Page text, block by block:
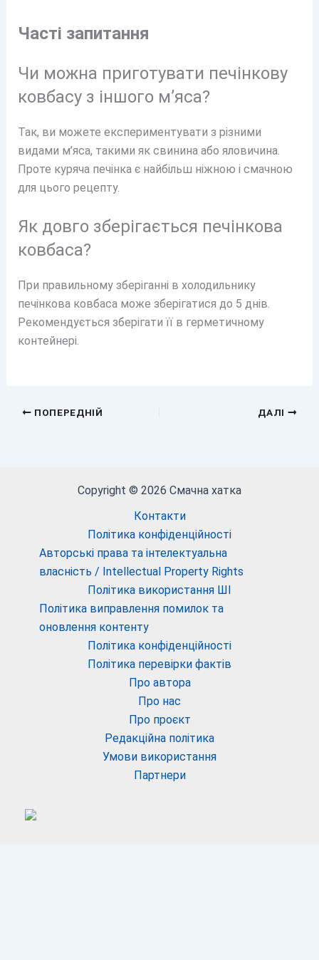
Часті запитання
Чи можна приготувати печінкову
ковбасу з іншого м’яса?
Так, ви можете експериментувати з різними
видами м’яса, такими як свинина або яловичина.
Проте куряча печінка є найбільш ніжною і смачною
для цього рецепту.
Як довго зберігається печінкова
ковбаса?
При правильному зберіганні в холодильнику
печінкова ковбаса може зберігатися до 5 днів.
Рекомендується зберігати її в герметичному
контейнері.
ПОПЕРЕДНІЙ ДАЛІ
Copyright © 2026 Смачна хатка
Контакти
Політика конфіденційності
Авторські права та інтелектуальна
власність / Intellectual Property Rights
Політика використання ШІ
Політика виправлення помилок та
оновлення контенту
Політика конфіденційності
Політика перевірки фактів
Про автора
Про нас
Про проєкт
Редакційна політика
Умови використання
Партнери